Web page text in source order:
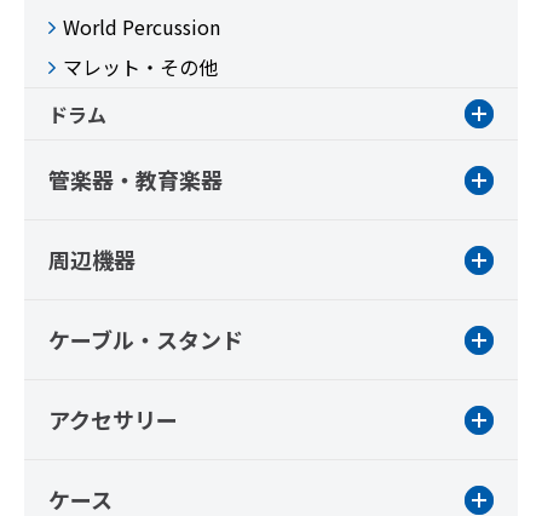
World Percussion
マレット・その他
ドラム
管楽器・教育楽器
周辺機器
ケーブル・スタンド
アクセサリー
ケース